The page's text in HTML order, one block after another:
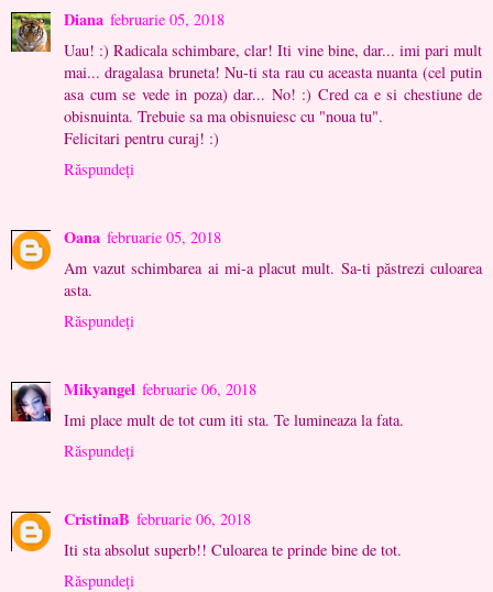
Diana februarie 05, 2018
Uau! :) Radicala schimbare, clar! Iti vine bine, dar... imi pari mult
mai... dragalasa bruneta! Nu-ti sta rau cu aceasta nuanta (cel putin
asa cum se vede in poza) dar... No! :) Cred ca e si chestiune de
obisnuinta. Trebuie sa ma obisnuiesc cu "noua tu".
Felicitari pentru curaj! :)
Răspundeți
Oana februarie 05, 2018
Am vazut schimbarea ai mi-a placut mult. Sa-ti păstrezi culoarea
asta.
Răspundeți
Mikyangel februarie 06, 2018
Imi place mult de tot cum iti sta. Te lumineaza la fata.
Răspundeți
CristinaB februarie 06, 2018
Iti sta absolut superb!! Culoarea te prinde bine de tot.
Răspundeți